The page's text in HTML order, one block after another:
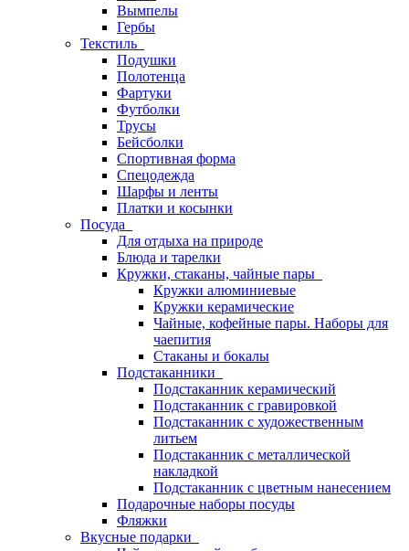
Вымпелы
Гербы
Текстиль
Подушки
Полотенца
Фартуки
Футболки
Трусы
Бейсболки
Спортивная форма
Спецодежда
Шарфы и ленты
Платки и косынки
Посуда
Для отдыха на природе
Блюда и тарелки
Кружки, стаканы, чайные пары
Кружки алюминиевые
Кружки керамические
Чайные, кофейные пары. Наборы для
чаепития
Стаканы и бокалы
Подстаканники
Подстаканник керамический
Подстаканник c гравировкой
Подстаканник с художественным
литьем
Подстаканник с металлической
накладкой
Подстаканник с цветным нанесением
Подарочные наборы посуды
Фляжки
Вкусные подарки